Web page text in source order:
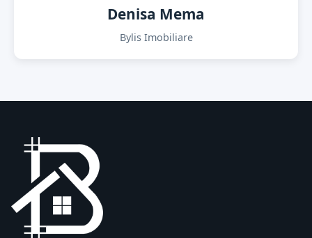
Denisa Mema
Bylis Imobiliare